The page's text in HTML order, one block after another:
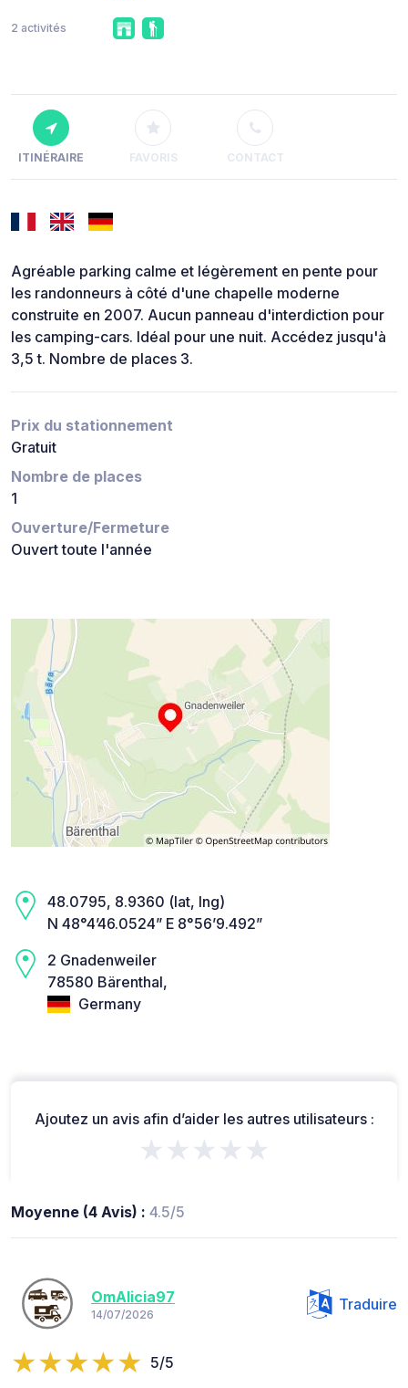
2 activités
ITINÉRAIRE FAVORIS CONTACT
Agréable parking calme et légèrement en pente pour
les randonneurs à côté d'une chapelle moderne
construite en 2007. Aucun panneau d'interdiction pour
les camping-cars. Idéal pour une nuit. Accédez jusqu'à
3,5 t. Nombre de places 3.
Prix du stationnement
Gratuit
Nombre de places
1
Ouverture/Fermeture
Ouvert toute l'année
48.0795, 8.9360 (lat, lng)
N 48°4’46.0524” E 8°56’9.492”
2 Gnadenweiler
78580 Bärenthal,
Germany
Ajoutez un avis afin d’aider les autres utilisateurs :
★★★★★
Moyenne (4 Avis) : 4.5/5
OmAlicia97
14/07/2026
Traduire
5/5